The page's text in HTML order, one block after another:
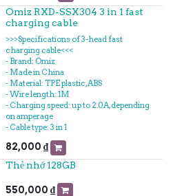
Omiz RXD-SSX304 3 in 1 fast
charging cable
>>>Specifications of 3-head fast
charging cable<<<
- Brand: Omiz
- Made in China
- Material: TPE plastic, ABS
- Wire length: 1M
- Charging speed: up to 2.0A, depending
on amperage
- Cable type: 3 in 1
82,000 ₫
Thẻ nhớ 128GB
550,000 ₫